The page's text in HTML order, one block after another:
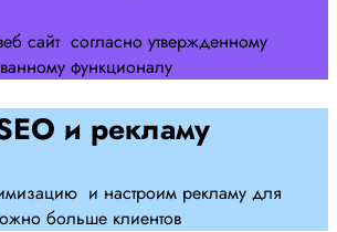
сайт согласно утвержденному
функционалу
и рекламу
и настроим рекламу для
больше клиентов